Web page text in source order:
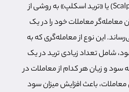
«اسکالپ ترید» (Scalp trading) یا «ترید اسکلپ» به روشی از
معاملات خود را در یک
این نوع از معامله‌گری که به
شامل تعداد زیادی ترید در یک
و زیان هر کدام از معاملات در
معاملات، باعث افزایش میزان سود